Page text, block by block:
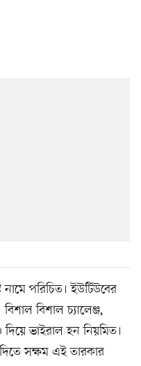
নামে পরিচিত। ইউটিউবের
বিশাল চ্যালেঞ্জ,
ভাইরাল হন নিয়মিত।
সক্ষম এই তারকার